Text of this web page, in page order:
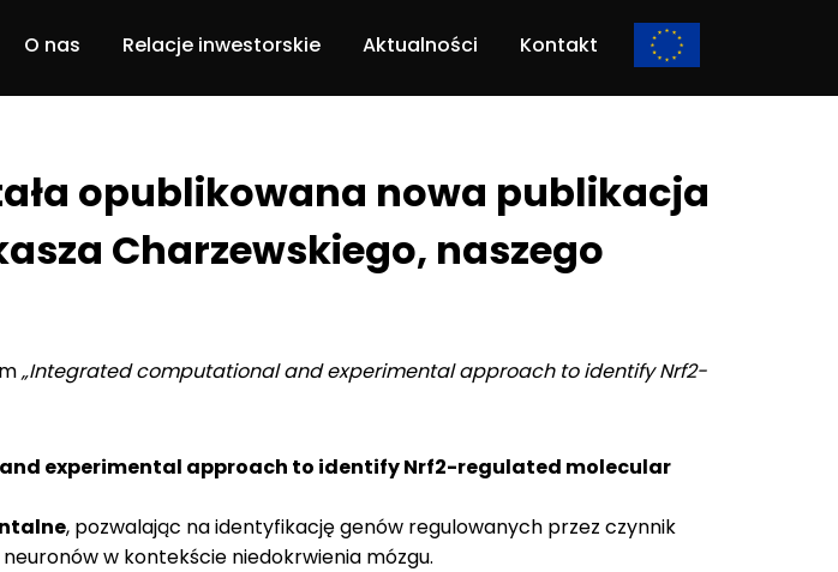
O nas
Historia
Projekt ABM
Relacje inwestorskie Aktualności Kontakt
opublikowana nowa publikacja
Charzewskiego, naszego
„Integrated computational and experimental approach to identify Nrf2-
experimental approach to identify Nrf2-regulated molecular
, pozwalając na identyfikację genów regulowanych przez czynnik
w kontekście niedokrwienia mózgu.